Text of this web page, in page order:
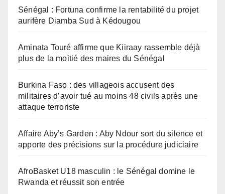
Sénégal : Fortuna confirme la rentabilité du projet
aurifère Diamba Sud à Kédougou
Aminata Touré affirme que Kiiraay rassemble déjà
plus de la moitié des maires du Sénégal
Burkina Faso : des villageois accusent des
militaires d’avoir tué au moins 48 civils après une
attaque terroriste
Affaire Aby’s Garden : Aby Ndour sort du silence et
apporte des précisions sur la procédure judiciaire
AfroBasket U18 masculin : le Sénégal domine le
Rwanda et réussit son entrée